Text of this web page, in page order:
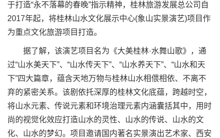
于打造“永不落幕的春晚”指示精神，桂林旅游发展总公司自
2017年起，将桂林山水文化展示中心(象山实景演艺)项目作
为重点文化旅游项目打造。
据了解，该演艺项目名为《大美桂林·水舞山歌》，通
过“山水美天下”、“山水传天下”、“山水养天下”、“山水和天
下”四大篇章，蕴含天地万物与桂林山水相偎相依、不离不
弃的紧密关系。该剧依托深厚的桂林文化底蕴，跨越时空，
将山水元素、传说元素和环境治理元素内涵囊括其中，用时
尚的视觉化效应打造山水的灵性、山水的传说、山水的文
化、山水的梦幻。项目邀请国内著名实景演出艺术家、西安